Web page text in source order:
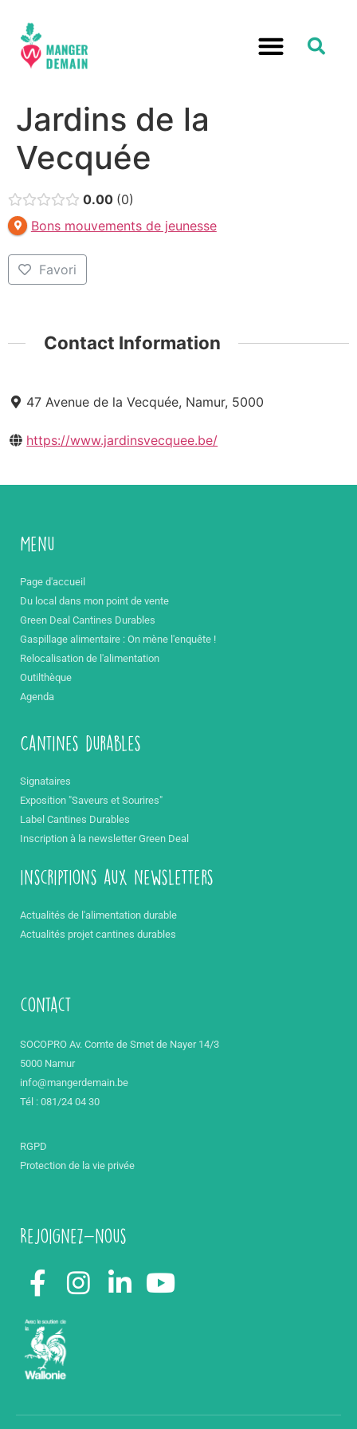
Jardins de la
Vecquée
0.00 0
Bons mouvements de jeunesse
Favori
Contact Information
47 Avenue de la Vecquée, Namur, 5000
https://www.jardinsvecquee.be/
Menu
Page d'accueil
Du local dans mon point de vente
Green Deal Cantines Durables
Gaspillage alimentaire : On mène l'enquête !
Relocalisation de l'alimentation
Outilthèque
Agenda
Cantines durables
Signataires
Exposition "Saveurs et Sourires"
Label Cantines Durables
Inscription à la newsletter Green Deal
inscriptions aux newsletters
Actualités de l'alimentation durable
Actualités projet cantines durables
contact
SOCOPRO Av. Comte de Smet de Nayer 14/3
5000 Namur
info@mangerdemain.be
Tél : 081/24 04 30
RGPD
Protection de la vie privée
Rejoignez-nous